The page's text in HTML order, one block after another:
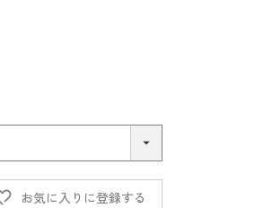
お気に入りに登録する